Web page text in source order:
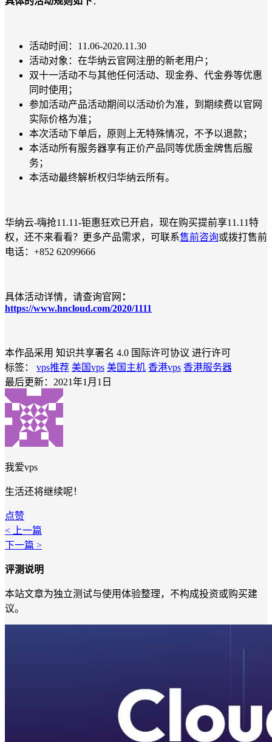
活动时间：11.06-2020.11.30
活动对象：在华纳云官网注册的新老用户；
双十一活动不与其他任何活动、现金券、代金券等优惠
同时使用；
参加活动产品活动期间以活动价为准，到期续费以官网
实际价格为准；
本次活动下单后，原则上无特殊情况，不予以退款；
本活动所有服务器享有正价产品同等优质金牌售后服
务；
本活动最终解析权归华纳云所有。
华纳云-嗨抢11.11-钜惠狂欢已开启，现在购买提前享11.11特
权，还不来看看？更多产品需求，可联系售前咨询或拨打售前
电话：+852 62099666
具体活动详情，请查询官网 ：
https://www.hncloud.com/2020/1111
本作品采用 知识共享署名 4.0 国际许可协议 进行许可
标签：
vps推荐 美国vps 美国主机 香港vps 香港服务器
最后更新：2021年1月1日
我爱vps
生活还将继续呢！
点赞
< 上一篇
下一篇 >
评测说明
本站文章为独立测试与使用体验整理，不构成投资或购买建
议。